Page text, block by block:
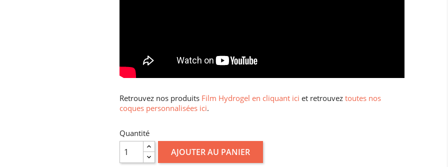
Retrouvez nos produits Film Hydrogel en cliquant ici et retrouvez toutes nos
coques personnalisées ici.
Quantité
AJOUTER AU PANIER